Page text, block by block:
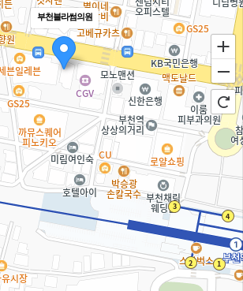
부천블라썸의원